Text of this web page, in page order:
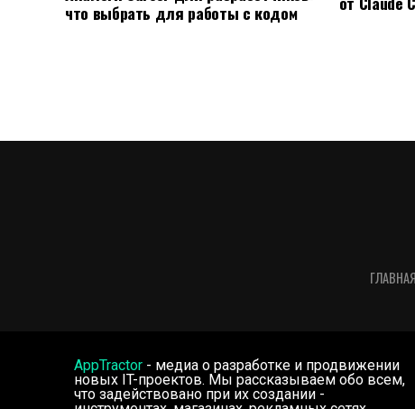
что выбрать для работы с кодом
ГЛАВНАЯ
AppTractor - медиа о разработке и продвижении
новых IT-проектов. Мы рассказываем обо всем,
что задействовано при их создании -